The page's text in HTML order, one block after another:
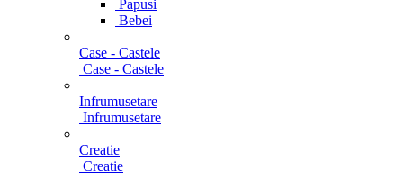
Papusi
Bebei
Case - Castele
Case - Castele
Infrumusetare
Infrumusetare
Creatie
Creatie